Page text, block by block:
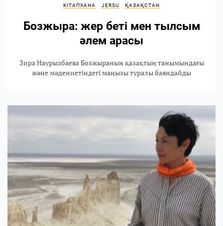
КІТАПХАНА JERSU ҚАЗАҚСТАН
Бозжыра: жер беті мен тылсым
әлем арасы
Зира Наурызбаева Бозжыраның қазақтың танымындағы
және мәдениетіндегі маңызы туралы баяндайды